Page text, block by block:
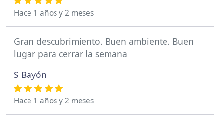
Hace 1 años y 2 meses
Gran descubrimiento. Buen ambiente. Buen
lugar para cerrar la semana
S Bayón
Hace 1 años y 2 meses